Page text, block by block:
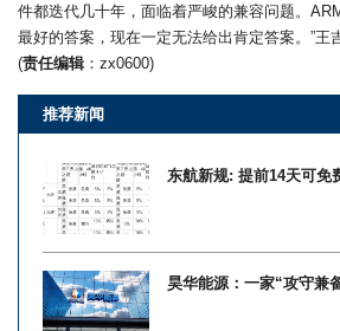
件都迭代几十年，面临着严峻的兼容问题。
最好的答案，现在一定无法给出肯定答案。”王
(责任编辑 ：zx0600)
推荐新闻
东航新规: 提前14天可免
昊华能源：一家“攻守兼